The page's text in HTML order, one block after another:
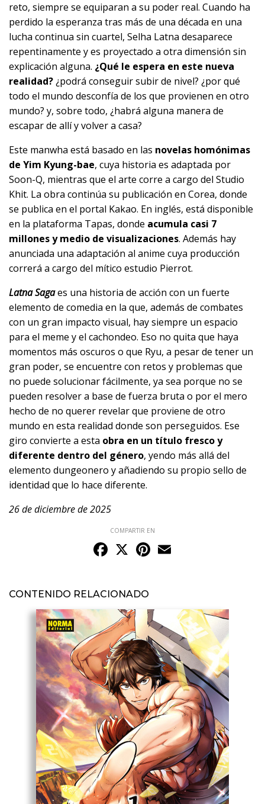
reto, siempre se equiparan a su poder real. Cuando ha
perdido la esperanza tras más de una década en una
lucha continua sin cuartel, Selha Latna desaparece
repentinamente y es proyectado a otra dimensión sin
explicación alguna. ¿Qué le espera en este nueva
realidad?¿podrá conseguir subir de nivel? ¿por qué
todo el mundo desconfía de los que provienen en otro
mundo? y, sobre todo, ¿habrá alguna manera de
escapar de allí y volver a casa?
Este manwha está basado en las novelas homónimas
de Yim Kyung-bae, cuya historia es adaptada por
Soon-Q, mientras que el arte corre a cargo del Studio
Khit. La obra continúa su publicación en Corea, donde
se publica en el portal Kakao. En inglés, está disponible
en la plataforma Tapas, donde acumula casi 7
millones y medio de visualizaciones. Además hay
anunciada una adaptación al anime cuya producción
correrá a cargo del mítico estudio Pierrot.
Latna Sagaes una historia de acción con un fuerte
elemento de comedia en la que, además de combates
con un gran impacto visual, hay siempre un espacio
para el meme y el cachondeo. Eso no quita que haya
momentos más oscuros o que Ryu, a pesar de tener un
gran poder, se encuentre con retos y problemas que
no puede solucionar fácilmente, ya sea porque no se
pueden resolver a base de fuerza bruta o por el mero
hecho de no querer revelar que proviene de otro
mundo en esta realidad donde son perseguidos. Ese
giro convierte a esta obra en un título fresco y
diferente dentro del género, yendo más allá del
elemento dungeonero y añadiendo su propio sello de
identidad que lo hace diferente.
26 de diciembre de 2025
COMPARTIR EN
Facebook
X Pinterest
CONTENIDO RELACIONADO